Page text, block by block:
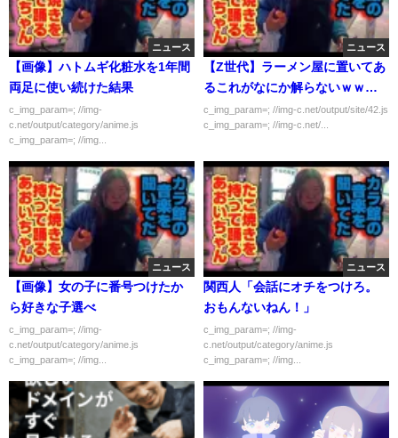
ニュース
【画像】ハトムギ化粧水を1年間
両足に使い続けた結果
c_img_param=; //img-
c.net/output/category/anime.js
c_img_param=; //img...
ニュース
【Z世代】ラーメン屋に置いてあ
るこれがなにか解らないｗｗｗ
ｗｗ
c_img_param=; //img-c.net/output/site/42.js
c_img_param=; //img-c.net/...
ニュース
【画像】女の子に番号つけたか
ら好きな子選べ
c_img_param=; //img-
c.net/output/category/anime.js
c_img_param=; //img...
ニュース
関西人「会話にオチをつけろ。
おもんないねん！」
c_img_param=; //img-
c.net/output/category/anime.js
c_img_param=; //img...